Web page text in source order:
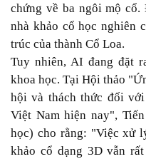
chứng về ba ngôi mộ
nhà khảo cổ học nghiên
trúc của thành Cổ Loa.
Tuy nhiên, AI đang đặt
khoa học. Tại Hội thảo
hội và thách thức đối
Việt Nam hiện nay",
học) cho rằng: "Việc xử
khảo cổ dạng 3D vẫn